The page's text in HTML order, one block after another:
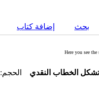
بحث
إضافة كتاب
تشكل الخطاب النقدي الحجم: